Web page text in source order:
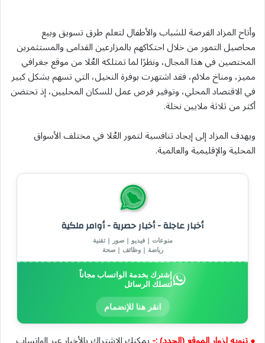
وأتاح المزاد الفرصة للشباب والأطفال لتعلم طرق تسويق وبيع
محاصيل التمور من خلال احتكاكهم بالمزارعين القدامى والمستثمرين
المختصين في هذا المجال، ونظرًا لما تمتلكه العُلا من موقع جغرافي
مميز، ومناخ ملائم، فقد اشتهرت بوفرة النخيل، التي تسهم بشكل كبير
في الاقتصاد المحلي، وتوفير فرص عمل للسكان المحليين، إذ تحتضن
أكثر من ثلاثة ملايين نخلة.
ويهدف المزاد إلى إيجاد تنافسية لتمور العُلا في مختلف الأسواق
المحلية والإقليمية والعالمية.
أخبار عاجلة - أخبار حصرية - أوامر ملكية
منوعات | فيديو | صور | تقنية
رياضة | وظائف | صحة
إشترك بخدمة الواتساب مجاناً
لتصلك الرسائل
انقر هنا للإنضمام